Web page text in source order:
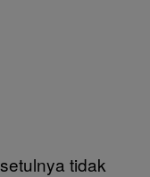
tidak